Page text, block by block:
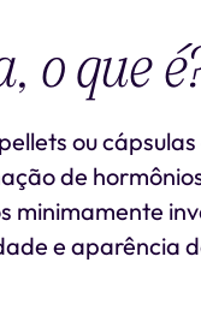
o que
ou
de
minimamente
e aparência